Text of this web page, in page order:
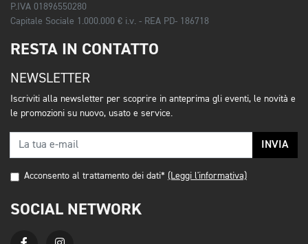
P.IVA 01896550280
Capitale Sociale 1.000.000 € i.v. - REA PD- 186718
RESTA IN CONTATTO
NEWSLETTER
Iscriviti alla newsletter per scoprire in anteprima gli eventi, le novità e
le promozioni su nuovo, usato e service.
INVIA
Acconsento al trattamento dei dati* (Leggi l'informativa)
SOCIAL NETWORK